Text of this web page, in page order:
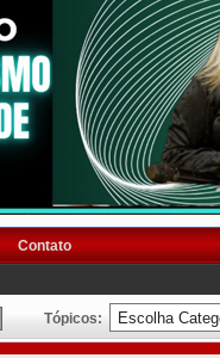
Contato
Tópicos: